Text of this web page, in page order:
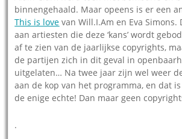
binnengehaald. Maar opeens is er een
This is love van Will.I.Am en Eva Simons.
aan artiesten die deze ‘kans’ wordt
af te zien van de jaarlijkse copyrights,
de partijen zich in dit geval in
uitgelaten… Na twee jaar zijn wel weer
aan de kop van het programma, en dat
de enige echte! Dan maar geen
.